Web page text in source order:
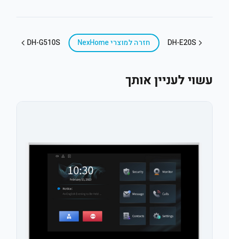
DH-E20S חזרה למוצרי NexHome DH-G510S
עשוי לעניין אותך